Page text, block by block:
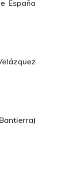
España